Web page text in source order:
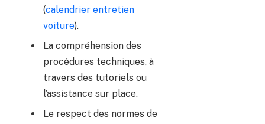
(calendrier entretien
voiture).
La compréhension des
procédures techniques, à
travers des tutoriels ou
l’assistance sur place.
Le respect des normes de